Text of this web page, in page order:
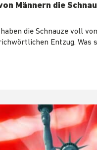
Männern die
die Schnauze voll
Entzug. Was